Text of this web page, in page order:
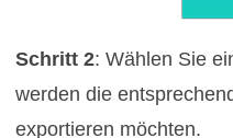
Schritt 2: Wählen Sie
werden die
exportieren möchten.